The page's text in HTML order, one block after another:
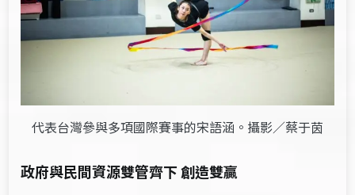
代表台灣參與多項國際賽事的宋語涵。攝影／蔡于茵
政府與民間資源雙管齊下 創造雙贏